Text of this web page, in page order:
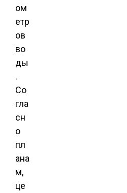
ом
етр
ов
во
ды
.
Со
гла
сн
о
пл
ана
м,
це